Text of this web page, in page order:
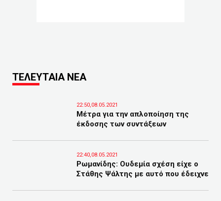
ΤΕΛΕΥΤΑΙΑ ΝΕΑ
22:50,08.05.2021
Μέτρα για την απλοποίηση της
έκδοσης των συντάξεων
22:40,08.05.2021
Ρωμανίδης: Ουδεμία σχέση είχε ο
Στάθης Ψάλτης με αυτό που έδειχνε